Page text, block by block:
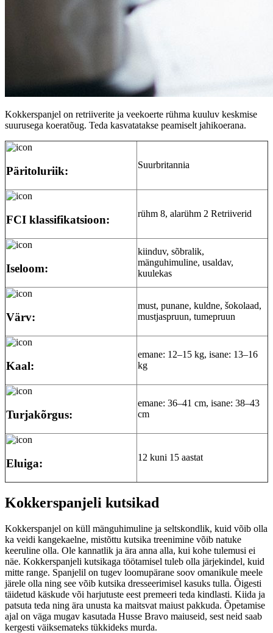
Kokkerspanjel on retriiverite ja veekoerte rühma kuuluv keskmise
suurusega koeratõug. Teda kasvatatakse peamiselt jahikoerana.
Päritoluriik: Suurbritannia
FCI klassifikatsioon: rühm 8, alarühm 2 Retriiverid
Iseloom:
kiinduv, sõbralik,
mänguhimuline, usaldav,
kuulekas
Värv:
must, punane, kuldne, šokolaad,
mustjaspruun, tumepruun
Kaal:
emane: 12–15 kg, isane: 13–16
kg
Turjakõrgus:
emane: 36–41 cm, isane: 38–43
cm
Eluiga: 12 kuni 15 aastat
Kokkerspanjeli kutsikad
Kokkerspanjel on küll mänguhimuline ja seltskondlik, kuid võib olla
ka veidi kangekaelne, mistõttu kutsika treenimine võib natuke
keeruline olla. Ole kannatlik ja ära anna alla, kui kohe tulemusi ei
näe. Kokkerspanjeli kutsikaga töötamisel tuleb olla järjekindel, kuid
mitte range. Spanjelil on tugev loomupärane soov omanikule meele
järele olla ning see võib kutsika dresseerimisel kasuks tulla. Õigesti
täidetud käskude või harjutuste eest premeeri teda kindlasti. Kiida ja
patsuta teda ning ära unusta ka maitsvat maiust pakkuda. Õpetamise
ajal on väga mugav kasutada Husse Bravo maiuseid, sest neid saab
kergesti väiksemateks tükkideks murda.